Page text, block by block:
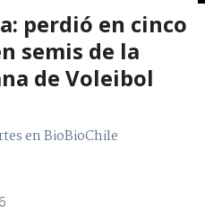
perdió en cinco
semis de la
de Voleibol
en BioBioChile